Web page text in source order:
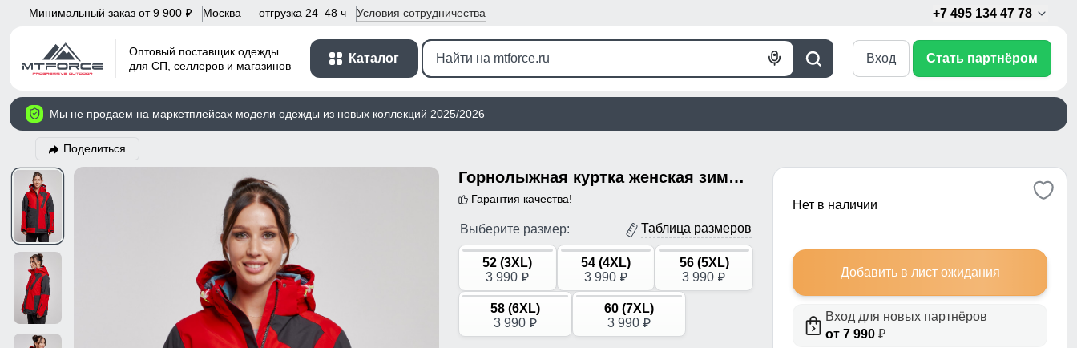
Минимальный заказ от 9 900 p Москва — отгрузка 24–48 ч Условия сотрудничества +7 495 134 47 78
Оптовый поставщик одежды
для СП, селлеров и магазинов
Каталог
Поиск
Голосовой
Вход Стать партнёром
Мы не продаем на маркетплейсах модели одежды из новых коллекций 2025/2026
Поделиться
Горнолыжная куртка женская зимняя большого размера красного цвета 23661Kr
Гарантия качества!
Выберите размер: Таблица размеров
52 (3XL)
3 990 p
54 (4XL)
3 990 p
56 (5XL)
3 990 p
58 (6XL)
3 990 p
60 (7XL)
3 990 p
Нет в наличии
Добавить в лист ожидания
Вход для новых партнёров
от 7 990 ₽